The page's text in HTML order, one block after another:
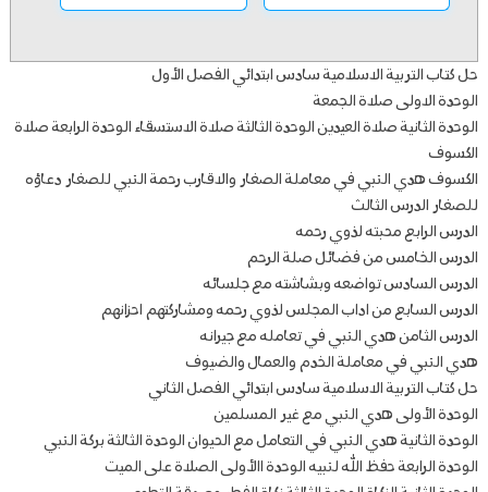
حل كتاب التربية الاسلامية سادس ابتدائي الفصل الأول
الوحدة الاولى صلاة الجمعة
الوحدة الثانية صلاة العيدين الوحدة الثالثة صلاة الاستسقاء الوحدة الرابعة صلاة
الكسوف
الكسوف هدي النبي في معاملة الصغار والاقارب رحمة النبي للصغار دعاؤه
للصغار الدرس الثالث
الدرس الرابع محبته لذوي رحمه
الدرس الخامس من فضائل صلة الرحم
الدرس السادس تواضعه وبشاشته مع جلسائه
الدرس السابع من اداب المجلس لذوي رحمه ومشاركتهم احزانهم
الدرس الثامن هدي النبي في تعامله مع جيرانه
هدي النبي في معاملة الخدم والعمال والضيوف
حل كتاب التربية الاسلامية سادس ابتدائي الفصل الثاني
الوحدة الأولى هدي النبي مع غير المسلمين
الوحدة الثانية هدي النبي في التعامل مع الحيوان الوحدة الثالثة بركة النبي
الوحدة الرابعة حفظ الله لنبيه الوحدة االأولى الصلاة على الميت